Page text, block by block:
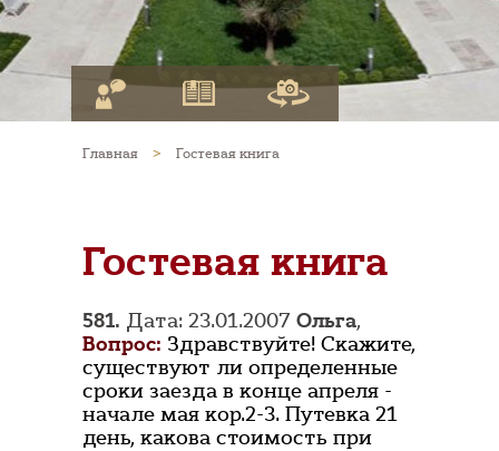
Главная > Гостевая книга
Гостевая книга
581. Дата: 23.01.2007 Ольга,
Вопрос: Здравствуйте! Скажите,
существуют ли определенные
сроки заезда в конце апреля -
начале мая кор.2-3. Путевка 21
день, какова стоимость при